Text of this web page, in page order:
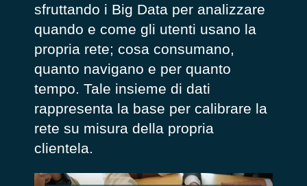
sfruttando i Big Data per analizzare
quando e come gli utenti usano la
propria rete; cosa consumano,
quanto navigano e per quanto
tempo. Tale insieme di dati
rappresenta la base per calibrare la
rete su misura della propria
clientela.